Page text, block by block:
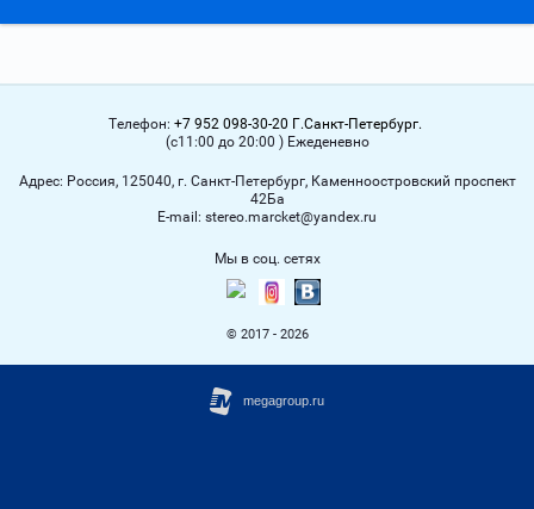
Телефон: +7 952 098-30-20 Г.Санкт-Петербург.
(с11:00 до 20:00 ) Ежеденевно
Адрес: Россия, 125040, г. Санкт-Петербург, Каменноостровский проспект
42Ба
Е-mail: stereo.marcket@yandex.ru
Мы в соц. сетях
© 2017 - 2026